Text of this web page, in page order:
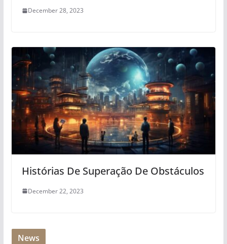
December 28, 2023
Histórias De Superação De Obstáculos
December 22, 2023
News